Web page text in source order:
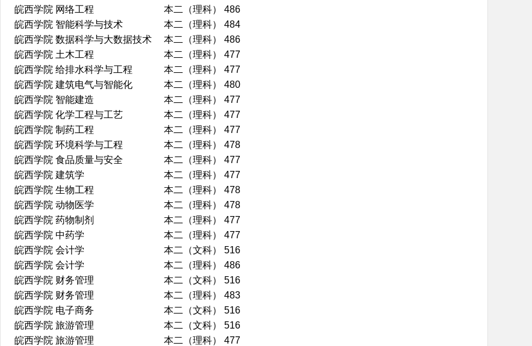
皖西学院 网络工程 本二（理科）
486
皖西学院 智能科学与技术 本二（理科）
484
皖西学院 数据科学与大数据技术 本二（理科）
486
皖西学院 土木工程 本二（理科）
477
皖西学院 给排水科学与工程 本二（理科）
477
皖西学院 建筑电气与智能化 本二（理科）
480
皖西学院 智能建造 本二（理科）
477
皖西学院 化学工程与工艺 本二（理科）
477
皖西学院 制药工程 本二（理科）
477
皖西学院 环境科学与工程 本二（理科）
478
皖西学院 食品质量与安全 本二（理科）
477
皖西学院 建筑学 本二（理科）
477
皖西学院 生物工程 本二（理科）
478
皖西学院 动物医学 本二（理科）
478
皖西学院 药物制剂 本二（理科）
477
皖西学院 中药学 本二（理科）
477
皖西学院 会计学 本二（文科）
516
皖西学院 会计学 本二（理科）
486
皖西学院 财务管理 本二（文科）
516
皖西学院 财务管理 本二（理科）
483
皖西学院 电子商务 本二（文科）
516
皖西学院 旅游管理 本二（文科）
516
皖西学院 旅游管理 本二（理科）
477